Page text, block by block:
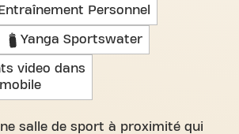
Entraînement Personnel
Yanga Sportswater
video dans
salle de sport à proximité qui